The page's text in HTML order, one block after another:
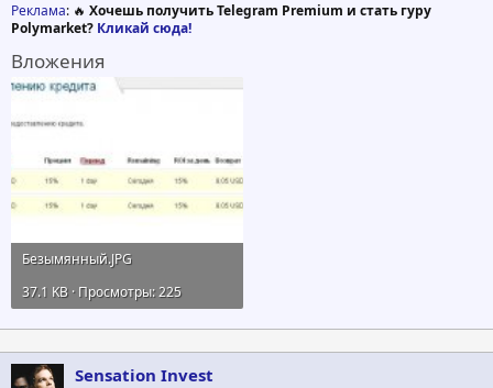
Реклама: 🔥 Хочешь получить Telegram Premium и стать гуру
Polymarket? Кликай сюда!
Вложения
Безымянный.JPG
37.1 KB · Просмотры: 225
Sensation Invest